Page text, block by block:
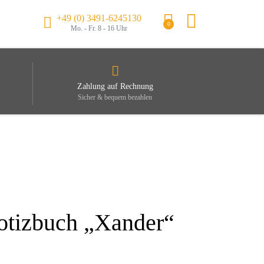
+49 (0) 3491-6245130
Mo. - Fr. 8 - 16 Uhr
0
Zahlung auf Rechnung
Sicher & bequem bezahlen
„Xander“